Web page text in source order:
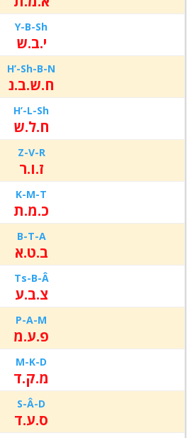
Y-B-Sh
י.ב.ש
H’-Sh-B-N
ח.ש.ב.נ
H’-L-Sh
ח.ל.ש
Z-V-R
ז.ו.ר
K-M-T
כ.מ.ת
B-T-A
ב.ט.א
Ts-B-Â
צ.ב.ע
P-A-M
פ.ע.מ
M-K-D
מ.ק.ד
S-Â-D
ס.ע.ד